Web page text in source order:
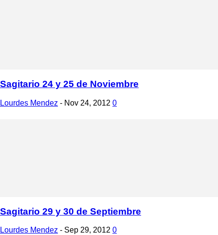
Sagitario 24 y 25 de Noviembre
Lourdes Mendez - Nov 24, 2012 0
Sagitario 29 y 30 de Septiembre
Lourdes Mendez - Sep 29, 2012 0